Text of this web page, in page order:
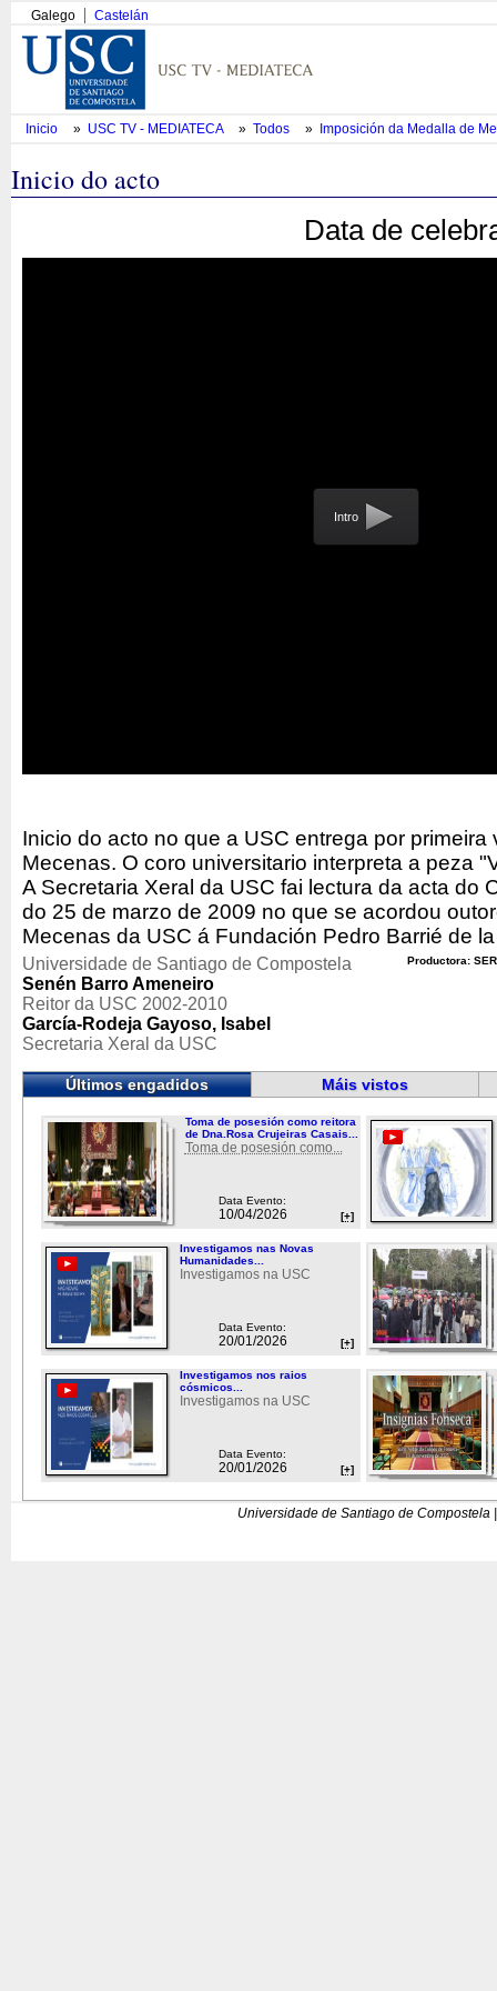
Galego Castelán
Inicio » USC TV - MEDIATECA » Todos » Imposición da Medalla de
Inicio do acto
Data de
Intro
Inicio do acto no que a USC entrega por primeira
Mecenas. O coro universitario interpreta a peza
A Secretaria Xeral da USC fai lectura da acta do
do 25 de marzo de 2009 no que se acordou
Mecenas da USC á Fundación Pedro Barrié de
Productora:
Universidade de Santiago de Compostela
Senén Barro Ameneiro
Reitor da USC 2002-2010
García-Rodeja Gayoso, Isabel
Secretaria Xeral da USC
Últimos engadidos Máis vistos
Toma de posesión como reitora
de Dna.Rosa Crujeiras Casais...
Toma de posesión como...
Data Evento:
10/04/2026 [+]
Investigamos nas Novas
Humanidades...
Investigamos na USC
Data Evento:
20/01/2026 [+]
Investigamos nos raios
cósmicos...
Investigamos na USC
Data Evento:
20/01/2026 [+]
Universidade de Santiago de